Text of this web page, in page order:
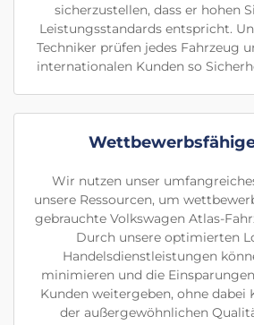
sicherzustellen, dass er hohen
Leistungsstandards entspricht.
Techniker prüfen jedes Fahrzeug
internationalen Kunden so
Wir nutzen unser
unsere Ressourcen, um
gebrauchte Volkswagen Atlas-
Durch unsere optimierten
Handelsdienstleistungen
minimieren und die
Kunden weitergeben, ohne dabei
der außergewöhnlichen